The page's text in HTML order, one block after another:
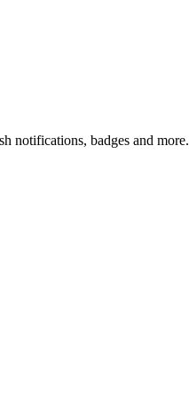
notifications, badges and more.